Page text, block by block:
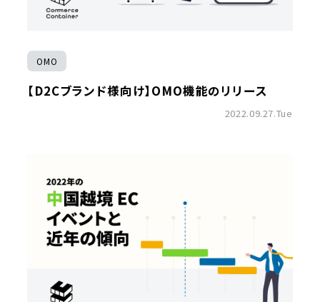
OMO
【D2Cブランド様向け】OMO機能のリリース
2022.09.27.Tue